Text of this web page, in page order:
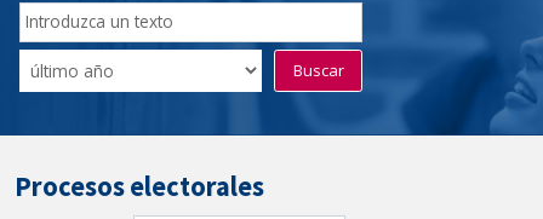
Buscador
del
Tablón
Filtro
de
Buscar
Procesos electorales